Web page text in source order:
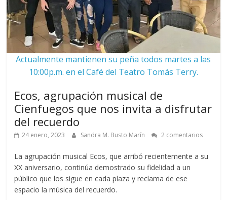
Actualmente mantienen su peña todos martes a las
10:00p.m. en el Café del Teatro Tomás Terry.
Ecos, agrupación musical de
Cienfuegos que nos invita a disfrutar
del recuerdo
24 enero, 2023 Sandra M. Busto Marín 2 comentarios
La agrupación musical Ecos, que arribó recientemente a su
XX aniversario, continúa demostrado su fidelidad a un
público que los sigue en cada plaza y reclama de ese
espacio la música del recuerdo.